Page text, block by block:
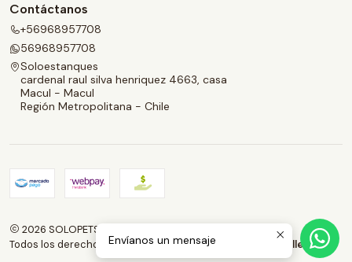
Contáctanos
+56968957708
56968957708
Soloestanques
cardenal raul silva henriquez 4663, casa
Macul - Macul
Región Metropolitana - Chile
2026 SOLOPETS.CL.
Todos los derechos reservados.Desarrollado por Jumpseller
Envíanos un mensaje